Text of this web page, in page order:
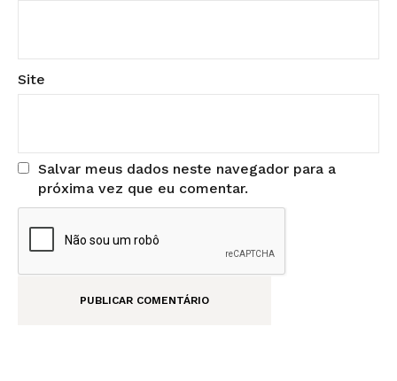
Site
Salvar meus dados neste navegador para a
próxima vez que eu comentar.